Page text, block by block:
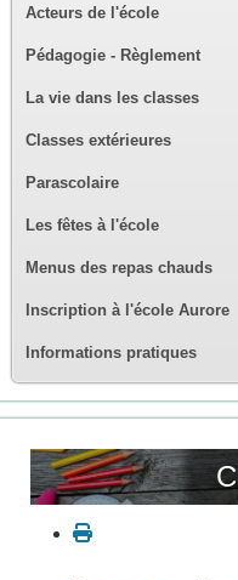
Acteurs de l'école
Pédagogie - Règlement
La vie dans les classes
Classes extérieures
Parascolaire
Les fêtes à l'école
Menus des repas chauds
Inscription à l'école Aurore
Informations pratiques